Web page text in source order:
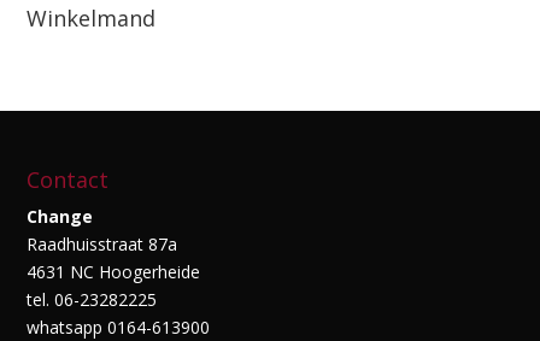
Winkelmand
Contact
Change
Raadhuisstraat 87a
4631 NC Hoogerheide
tel. 06-23282225
whatsapp 0164-613900